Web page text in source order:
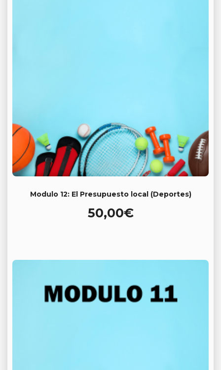
Modulo 12: El Presupuesto local (Deportes)
50,00€